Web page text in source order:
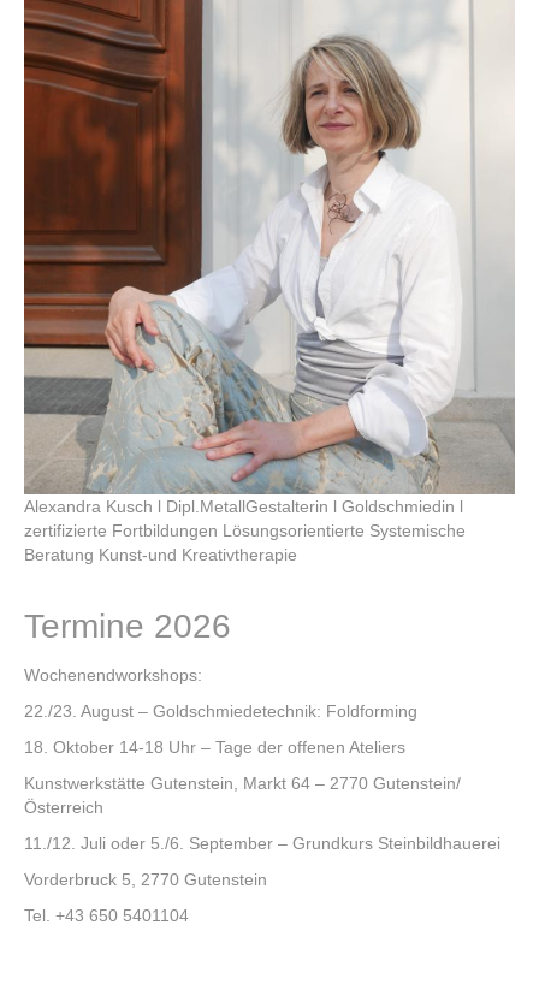
Alexandra Kusch l Dipl.MetallGestalterin l Goldschmiedin l
zertifizierte Fortbildungen Lösungsorientierte Systemische
Beratung Kunst-und Kreativtherapie
Termine 2026
Wochenendworkshops:
22./23. August – Goldschmiedetechnik: Foldforming
18. Oktober 14-18 Uhr – Tage der offenen Ateliers
Kunstwerkstätte Gutenstein, Markt 64 – 2770 Gutenstein/
Österreich
11./12. Juli oder 5./6. September – Grundkurs Steinbildhauerei
Vorderbruck 5, 2770 Gutenstein
Tel. +43 650 5401104